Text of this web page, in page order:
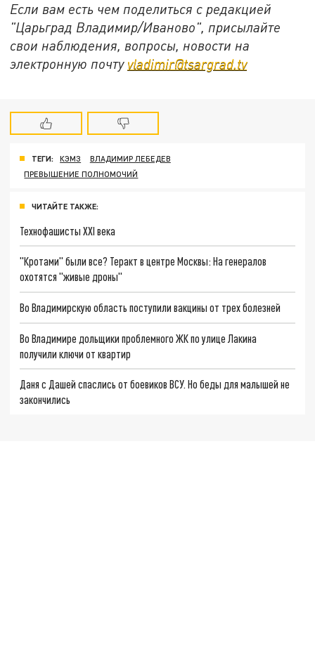
Если вам есть чем поделиться с редакцией
"Царьград Владимир/Иваново", присылайте
свои наблюдения, вопросы, новости на
электронную почту vladimir@tsargrad.tv
ТЕГИ: КЭМЗ
ВЛАДИМИР ЛЕБЕДЕВ
ПРЕВЫШЕНИЕ ПОЛНОМОЧИЙ
ЧИТАЙТЕ ТАКЖЕ:
Технофашисты XXI века
"Кротами" были все? Теракт в центре Москвы: На генералов
охотятся "живые дроны"
Во Владимирскую область поступили вакцины от трех болезней
Во Владимире дольщики проблемного ЖК по улице Лакина
получили ключи от квартир
Даня с Дашей спаслись от боевиков ВСУ. Но беды для малышей не
закончились